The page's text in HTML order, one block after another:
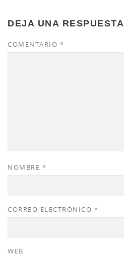
DEJA UNA RESPUESTA
COMENTARIO *
NOMBRE *
CORREO ELECTRÓNICO *
WEB